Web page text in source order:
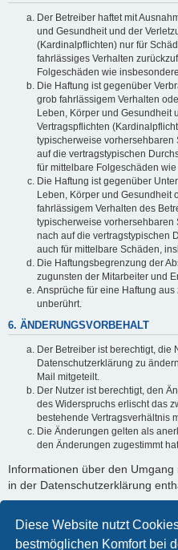
Diese Website nutzt
bestmöglichen Komfort bei
Der Betreiber haftet mit
und Gesundheit und der
(Kardinalpflichten) nur für
fahrlässiges Verhalten
Folgeschäden wie
Die Haftung ist gegenüber
grob fahrlässigem Verhalten
Leben, Körper und Gesundheit
Vertragspflichten
typischerweise
auf die vertragstypischen
für mittelbare Folgeschäden
Die Haftung ist gegenüber
Leben, Körper und Gesundheit
fahrlässigem Verhalten des
typischerweise
nach auf die vertragstypischen
auch für mittelbare Schäden,
Die Haftungsbegrenzung der
zugunsten der Mitarbeiter und
Ansprüche für eine Haftung
unberührt.
6. ÄNDERUNGSVORBEHALT
Der Betreiber ist berechtigt,
Datenschutzerklärung zu
Mail mitgeteilt.
Der Nutzer ist berechtigt, den
des Widerspruchs erlischt das
bestehende Vertragsverhältnis
Die Änderungen gelten als
den Änderungen zugestimmt
Informationen über den
in der Datenschutzerklärung